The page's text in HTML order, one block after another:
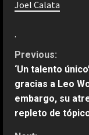
Joel Calata
.
C
o
n
Previous:
‘Un talento
gracias a Leo
embargo, su
repleto de